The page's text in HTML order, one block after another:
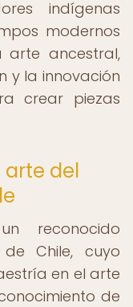
indígenas
modernos
arte ancestral,
y la innovación
crear piezas
arte del
reconocido
Chile, cuyo
en el arte
de